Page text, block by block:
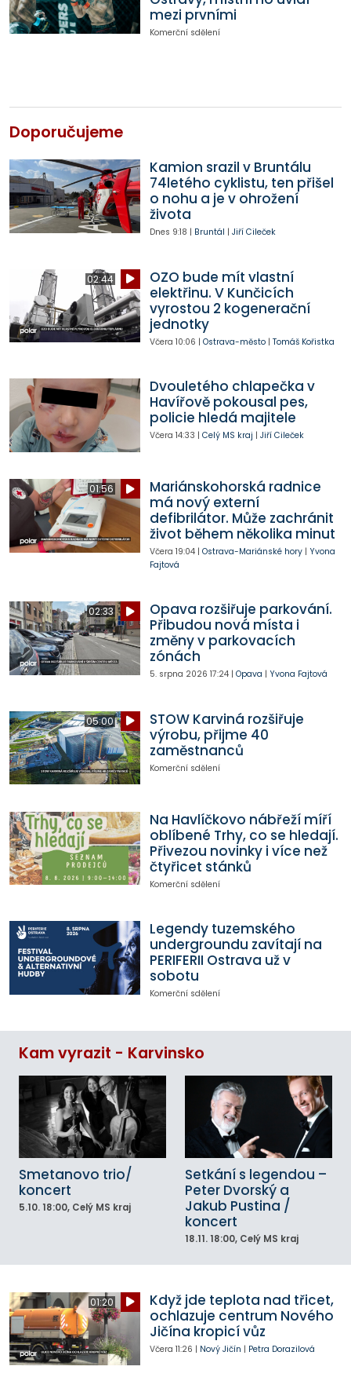
mezi prvními
Komerční sdělení
Doporučujeme
Kamion srazil v Bruntálu
74letého cyklistu, ten přišel
o nohu a je v ohrožení
života
Dnes 9:18 | Bruntál | Jiří Cileček
02:44
OZO bude mít vlastní
elektřinu. V Kunčicích
vyrostou 2 kogenerační
jednotky
Včera 10:06 | Ostrava-město| Tomáš Kořistka
Dvouletého chlapečka v
Havířově pokousal pes,
policie hledá majitele
Včera 14:33 | Celý MS kraj | Jiří Cileček
01:56
Mariánskohorská radnice
má nový externí
defibrilátor. Může zachránit
život během několika minut
Včera 19:04| Ostrava-Mariánské hory| Yvona
Fajtová
02:33
Opava rozšiřuje parkování.
Přibudou nová místa i
změny v parkovacích
zónách
5. srpna 2026 17:24| Opava | Yvona Fajtová
05:00
STOW Karviná rozšiřuje
výrobu, přijme 40
zaměstnanců
Komerční sdělení
Na Havlíčkovo nábřeží míří
oblíbené Trhy, co se hledají.
Přivezou novinky i více než
čtyřicet stánků
Komerční sdělení
Legendy tuzemského
undergroundu zavítají na
PERIFERII Ostrava už v
sobotu
Komerční sdělení
Kam vyrazit - Karvinsko
Smetanovo trio/
koncert
5.10. 18:00, Celý MS kraj
Setkání s legendou –
Peter Dvorský a
Jakub Pustina /
koncert
18.11. 18:00, Celý MS kraj
01:20
Když jde teplota nad třicet,
ochlazuje centrum Nového
Jičína kropicí vůz
Včera 11:26 | Nový Jičín | Petra Dorazilová